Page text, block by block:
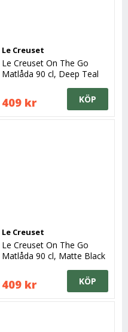
Le Creuset
Le Creuset On The Go
Matlåda 90 cl, Deep Teal
409 kr KÖP
Le Creuset
Le Creuset On The Go
Matlåda 90 cl, Matte Black
409 kr KÖP